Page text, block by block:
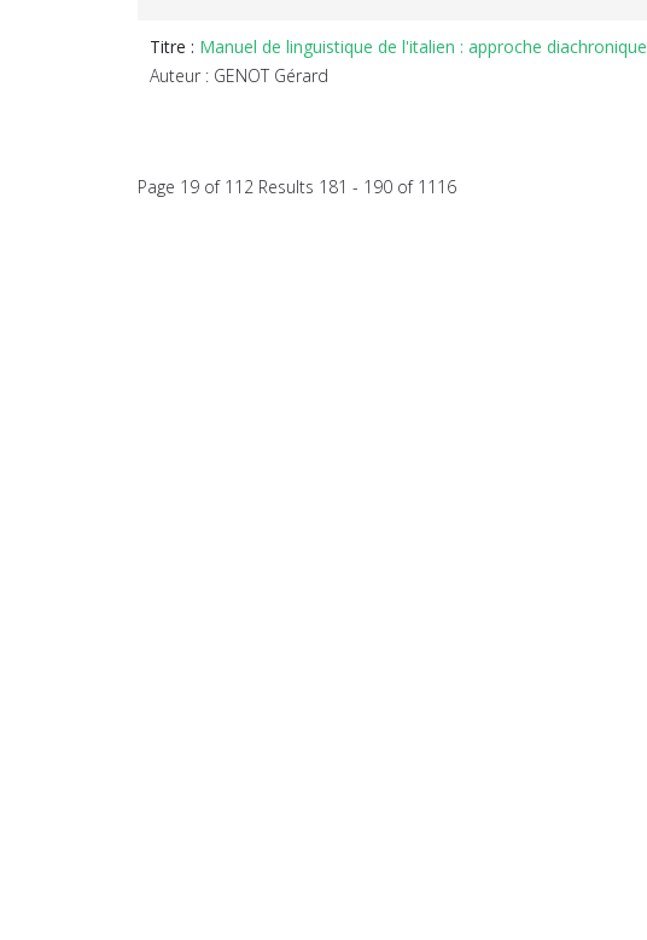
Titre : Manuel de linguistique de l'italien : approche diachronique
Auteur : GENOT Gérard
Page 19 of 112 Results 181 - 190 of 1116